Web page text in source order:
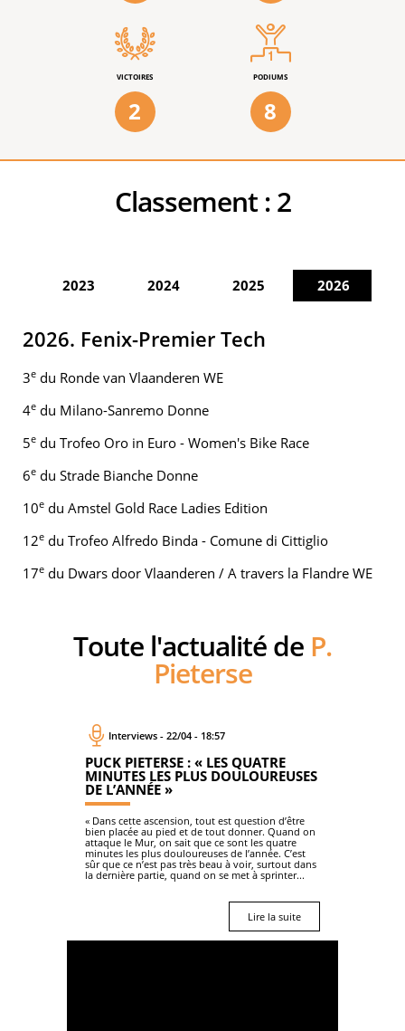
VICTOIRES
2
PODIUMS
8
Classement :2
2023 2024 2025 2026
2026. Fenix-Premier Tech
3e du Ronde van Vlaanderen WE
4e du Milano-Sanremo Donne
5e du Trofeo Oro in Euro - Women's Bike Race
6e du Strade Bianche Donne
10e du Amstel Gold Race Ladies Edition
12e du Trofeo Alfredo Binda - Comune di Cittiglio
17e du Dwars door Vlaanderen / A travers la Flandre WE
Toute l'actualité de P.
Pieterse
Interviews - 22/04 - 18:57
PUCK PIETERSE : « LES QUATRE
MINUTES LES PLUS DOULOUREUSES
DE L’ANNÉE »
« Dans cette ascension, tout est question d’être
bien placée au pied et de tout donner. Quand on
attaque le Mur, on sait que ce sont les quatre
minutes les plus douloureuses de l’année. C’est
sûr que ce n’est pas très beau à voir, surtout dans
la dernière partie, quand on se met à sprinter...
Lire la suite